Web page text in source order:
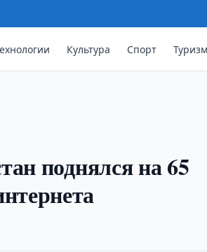
Культура Спорт Туризм
поднялся на 65